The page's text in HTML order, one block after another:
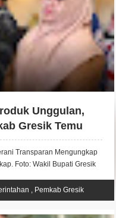
Unggulan,
Gresik Temu
Negeri Jiran
Transparan Mengungkap
Foto: Wakil Bupati Gresik
, Pemkab Gresik